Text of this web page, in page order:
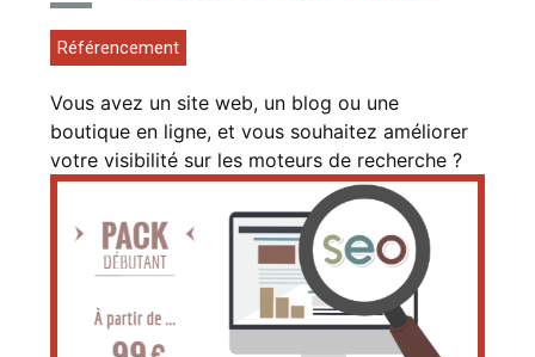
Référencement
Vous avez un site web, un blog ou une
boutique en ligne, et vous souhaitez améliorer
votre visibilité sur les moteurs de recherche ?